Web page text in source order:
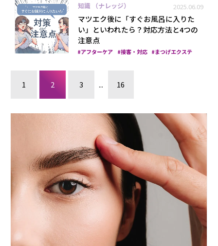
知識 （ナレッジ） 2025.06.09
マツエク後に「すぐお風呂に入りた
い」といわれたら？対応方法と4つの
注意点
アフターケア 接客・対応 まつげエクステ
1 2 3 ... 16